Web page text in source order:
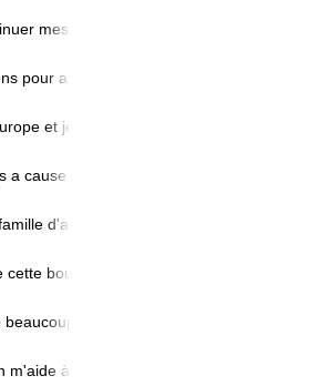
mes études(niveau seco
pour assurer nos repas quotidien
et je n'ai pas les moyens
cause du tribalisme la rdc
d'adoption et d'accuei
bourse pour aidé mes pa
je vie chez mon
à voyager vers la France ou